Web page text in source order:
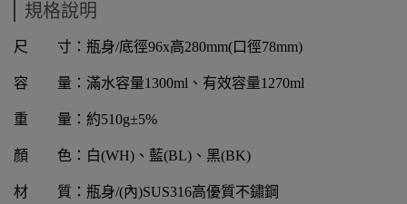
規格說明
尺 寸：瓶身/底徑96x高280mm(口徑78mm)
容 量：滿水容量1300ml 、有效容量1270ml
重 量：約510g±5%
顏 色：白(WH) 、藍(BL) 、黑(BK)
材 質：瓶身/(內)SUS316高優質不鏽鋼